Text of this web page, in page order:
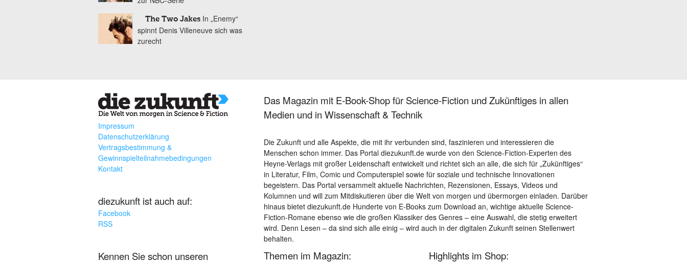
The Two Jakes In „Enemy“
spinnt Denis Villeneuve sich was
zurecht
Impressum
Datenschutzerklärung
Vertragsbestimmung &
Gewinnspielteilnahmebedingungen
Kontakt
diezukunft ist auch auf:
Facebook
RSS
Kennen Sie schon unseren
Das Magazin mit E-Book-Shop für Science-Fiction und Zukünftiges in allen
Medien und in Wissenschaft & Technik
Die Zukunft und alle Aspekte, die mit ihr verbunden sind, faszinieren und interessieren die
Menschen schon immer. Das Portal diezukunft.de wurde von den Science-Fiction-Experten des
Heyne-Verlags mit großer Leidenschaft entwickelt und richtet sich an alle, die sich für „Zukünftiges“
in Literatur, Film, Comic und Computerspiel sowie für soziale und technische Innovationen
begeistern. Das Portal versammelt aktuelle Nachrichten, Rezensionen, Essays, Videos und
Kolumnen und will zum Mitdiskutieren über die Welt von morgen und übermorgen einladen. Darüber
hinaus bietet diezukunft.de Hunderte von E-Books zum Download an, wichtige aktuelle Science-
Fiction-Romane ebenso wie die großen Klassiker des Genres – eine Auswahl, die stetig erweitert
wird. Denn Lesen – da sind sich alle einig – wird auch in der digitalen Zukunft seinen Stellenwert
behalten.
Themen im Magazin: Highlights im Shop: